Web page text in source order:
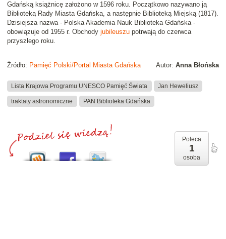
Gdańską książnicę założono w 1596 roku. Początkowo nazywano ją
Biblioteką Rady Miasta Gdańska, a następnie Biblioteką Miejską (1817).
Dzisiejsza nazwa - Polska Akademia Nauk Biblioteka Gdańska -
obowiązuje od 1955 r. Obchody jubileuszu potrwają do czerwca
przyszłego roku.
Autor: Anna Błońska
Źródło: Pamięć Polski/Portal Miasta Gdańska
Lista Krajowa Programu UNESCO Pamięć Świata Jan Heweliusz
traktaty astronomiczne PAN Biblioteka Gdańska
Poleca
1
osoba